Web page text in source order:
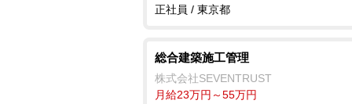
正社員 / 東京都
総合建築施工管理
株式会社SEVENTRUST
月給23万円～55万円